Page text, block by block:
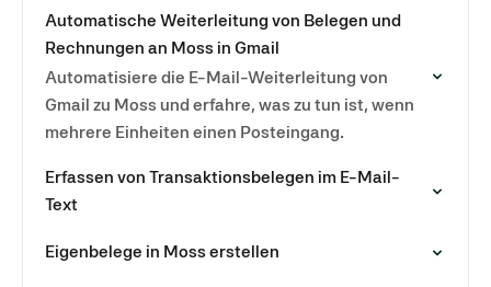
Automatische Weiterleitung von Belegen und
Rechnungen an Moss in Gmail
Automatisiere die E-Mail-Weiterleitung von
Gmail zu Moss und erfahre, was zu tun ist, wenn
mehrere Einheiten einen Posteingang
Erfassen von Transaktionsbelegen im E-Mail-
Text
Eigenbelege in Moss erstellen